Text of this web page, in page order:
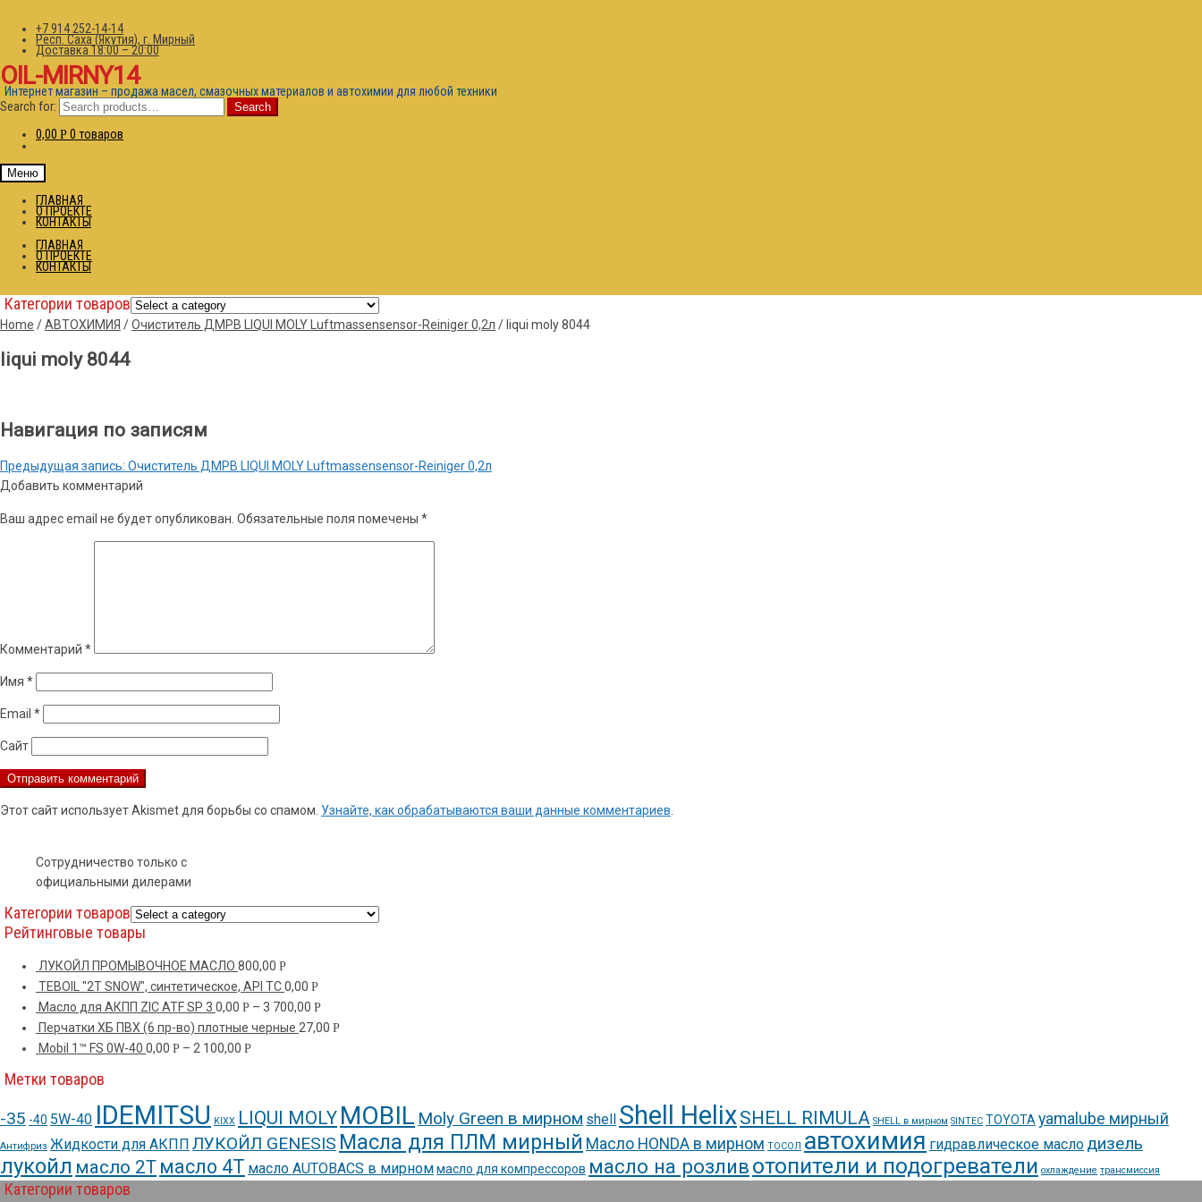
+7 914 252-14-14
Респ. Саха (Якутия), г. Мирный
Доставка 18:00 – 20:00
OIL-MIRNY14
Интернет магазин – продажа масел, смазочных материалов и автохимии для любой техники
Search for:
Search
0,00 Р 0 товаров
Меню
ГЛАВНАЯ
О ПРОЕКТЕ
КОНТАКТЫ
ГЛАВНАЯ
О ПРОЕКТЕ
КОНТАКТЫ
Категории товаров
Home /АВТОХИМИЯ /Очиститель ДМРВ LIQUI MOLY Luftmassensensor-Reiniger 0,2л / liqui moly 8044
liqui moly 8044
Навигация по записям
Предыдущая запись: Очиститель ДМРВ LIQUI MOLY Luftmassensensor-Reiniger 0,2л
Добавить комментарий
Ваш адрес email не будет опубликован. Обязательные поля помечены *
Комментарий *
Имя *
Email *
Сайт
Этот сайт использует Akismet для борьбы со спамом. Узнайте, как обрабатываются ваши данные комментариев
Сотрудничество только с
официальными дилерами
Категории товаров
Рейтинговые товары
ЛУКОЙЛ ПРОМЫВОЧНОЕ МАСЛО 800,00 Р
TEBOIL "2T SNOW", синтетическое, API TC0,00 Р
Масло для АКПП ZIC ATF SP 3 0,00 Р – 3 700,00 Р
Перчатки ХБ ПВХ (6 пр-во) плотные черные 27,00 Р
Mobil 1™ FS 0W-40 0,00 Р – 2 100,00 Р
Метки товаров
-35 -40 5W-40 IDEMITSU KIXX LIQUI MOLY MOBIL Moly Green в мирном shell Shell HelixSHELL RIMULA SHELL в мирном SINTEC TOYOTA yamalube мирный
Антифриз Жидкости для АКПП ЛУКОЙЛ GENESIS Масла для ПЛМ мирный Масло HONDA в мирном ТОСОЛ автохимия гидравлическое масло дизель
лукойл масло 2Т масло 4Т масло AUTOBACS в мирноммасло для компрессоров масло на розливотопители и подогреватели охлаждение трансмиссия
Категории товаров